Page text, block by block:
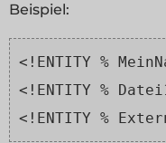
Beispiel:
<!ENTITY %
<!ENTITY %
<!ENTITY %